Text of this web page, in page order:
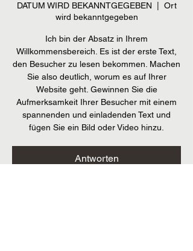
DATUM WIRD BEKANNTGEGEBEN
Ort
wird bekanntgegeben
Ich bin der Absatz in Ihrem
Willkommensbereich. Es ist der erste Text,
den Besucher zu lesen bekommen. Machen
Sie also deutlich, worum es auf Ihrer
Website geht. Gewinnen Sie die
Aufmerksamkeit Ihrer Besucher mit einem
spannenden und einladenden Text und
fügen Sie ein Bild oder Video hinzu.
Antworten